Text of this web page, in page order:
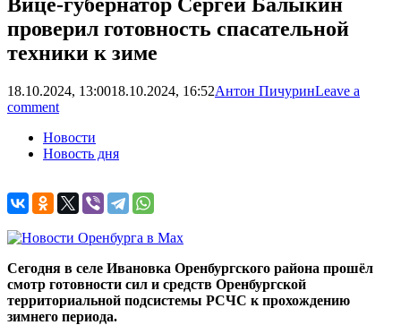
проверил готовность спасательной
техники к зиме
18.10.2024, 13:0018.10.2024, 16:52Антон ПичуринLeave a
comment
Новости
Новость дня
Сегодня в селе Ивановка Оренбургского района прошёл
смотр готовности сил и средств Оренбургской
территориальной подсистемы РСЧС к прохождению
зимнего периода.